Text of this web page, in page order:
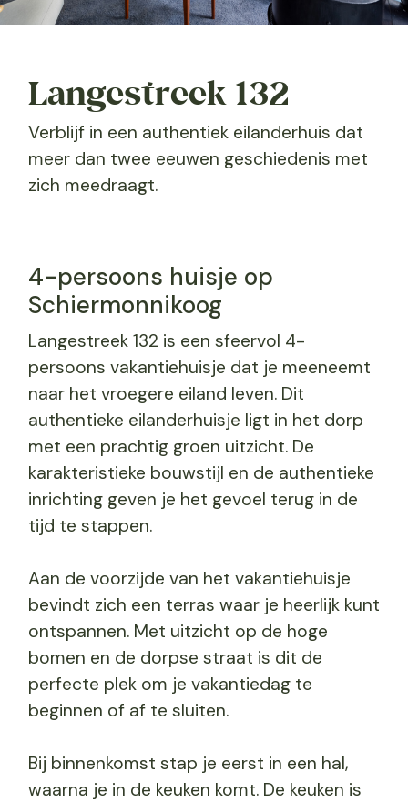
Langestreek 132
Verblijf in een authentiek eilanderhuis dat
meer dan twee eeuwen geschiedenis met
zich meedraagt.
4-persoons huisje op
Schiermonnikoog
Langestreek 132 is een sfeervol 4-
persoons vakantiehuisje dat je meeneemt
naar het vroegere eiland leven. Dit
authentieke eilanderhuisje ligt in het dorp
met een prachtig groen uitzicht. De
karakteristieke bouwstijl en de authentieke
inrichting geven je het gevoel terug in de
tijd te stappen.
Aan de voorzijde van het vakantiehuisje
bevindt zich een terras waar je heerlijk kunt
ontspannen. Met uitzicht op de hoge
bomen en de dorpse straat is dit de
perfecte plek om je vakantiedag te
beginnen of af te sluiten.
Bij binnenkomst stap je eerst in een hal,
waarna je in de keuken komt. De keuken is